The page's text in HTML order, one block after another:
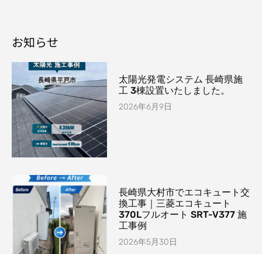
お知らせ
太陽光発電システム 長崎県施
工 3棟設置いたしました。
2026年6月9日
長崎県大村市でエコキュート交
換工事｜三菱エコキュート
370Lフルオート SRT-V377 施
工事例
2026年5月30日